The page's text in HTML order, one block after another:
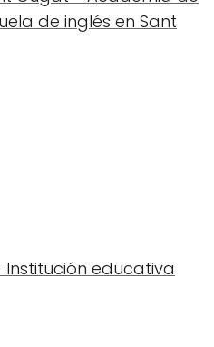
de inglés en Sant
Institución educativa